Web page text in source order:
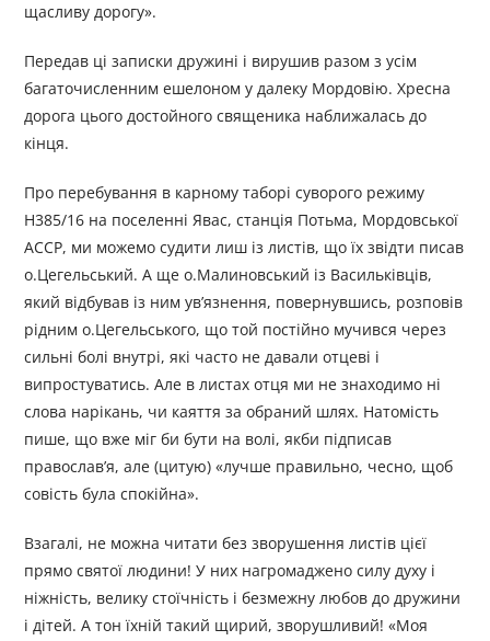
щасливу дорогу».
Передав ці записки дружині і вирушив разом з усім
багаточисленним ешелоном у далеку Мордовію. Хресна
дорога цього достойного священика наближалась до
кінця.
Про перебування в карному таборі суворого режиму
Н385/16 на поселенні Явас, станція Потьма, Мордовської
АССР, ми можемо судити лиш із листів, що їх звідти писав
о.Цегельський. А ще о.Малиновський із Васильківців,
який відбував із ним ув’язнення, повернувшись, розповів
рідним о.Цегельського, що той постійно мучився через
сильні болі внутрі, які часто не давали отцеві і
випростуватись. Але в листах отця ми не знаходимо ні
слова нарікань, чи каяття за обраний шлях. Натомість
пише, що вже міг би бути на волі, якби підписав
православ’я, але (цитую) «лучше правильно, чесно, щоб
совість була спокійна».
Взагалі, не можна читати без зворушення листів цієї
прямо святої людини! У них нагромаджено силу духу і
ніжність, велику стоїчність і безмежну любов до дружини
і дітей. А тон їхній такий щирий, зворушливий! «Моя